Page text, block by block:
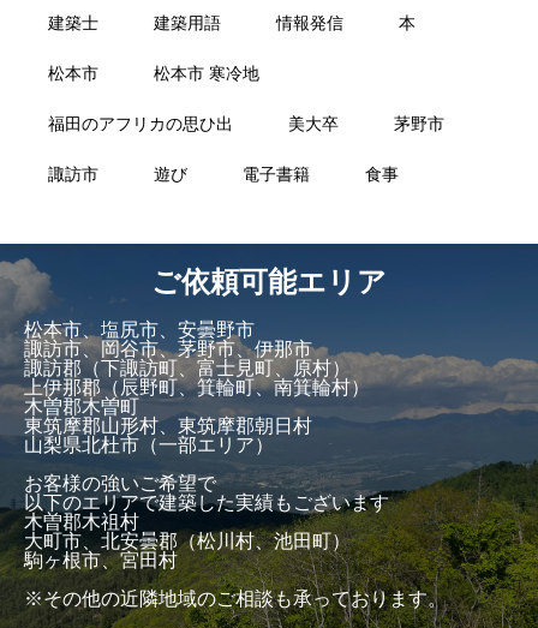
建築士 建築用語 情報発信 本
松本市 松本市 寒冷地
福田のアフリカの思ひ出 美大卒 茅野市
諏訪市 遊び 電子書籍 食事
ご依頼可能エリア
松本市、塩尻市、安曇野市
諏訪市、岡谷市、茅野市、伊那市
諏訪郡（下諏訪町、富士見町、原村）
上伊那郡（辰野町、箕輪町、南箕輪村）
木曽郡木曽町
東筑摩郡山形村、東筑摩郡朝日村
山梨県北杜市（一部エリア）
お客様の強いご希望で
以下のエリアで建築した実績もございます
木曽郡木祖村
大町市、北安曇郡（松川村、池田町）
駒ヶ根市、宮田村
※その他の近隣地域のご相談も承っております。